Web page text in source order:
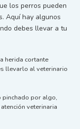
los perros pueden
Aquí hay algunos
debes llevar a tu
herida cortante
llevarlo al veterinario
pinchado por algo,
veterinaria